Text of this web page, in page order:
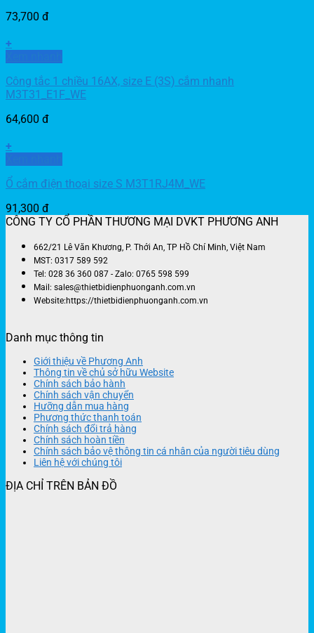
73,700 đ
+
Công tắc 1 chiều 16AX, size E (3S) cắm nhanh
M3T31_E1F_WE
64,600 đ
+
Ổ cắm điện thoại size S M3T1RJ4M_WE
91,300 đ
CÔNG TY CỔ PHẦN THƯƠNG MẠI DVKT PHƯƠNG ANH
662/21 Lê Văn Khương, P. Thới An, TP Hồ Chí Minh, Việt Nam
MST: 0317 589 592
Tel: 028 36 360 087 - Zalo: 0765 598 599
Mail: sales@thietbidienphuonganh.com.vn
Website:https://thietbidienphuonganh.com.vn
Danh mục thông tin
Giới thiệu về Phương Anh
Thông tin về chủ sở hữu Website
Chính sách bảo hành
Chính sách vận chuyển
Hưỡng dẫn mua hàng
Phương thức thanh toán
Chính sách đổi trả hàng
Chính sách hoàn tiền
Chính sách bảo vệ thông tin cá nhân của người tiêu dùng
Liên hệ với chúng tôi
ĐỊA CHỈ TRÊN BẢN ĐỒ